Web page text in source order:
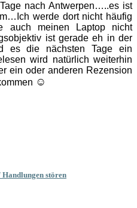
nach Antwerpen…..es ist
werde dort nicht häufig
auch meinen Laptop nicht
ist gerade eh in der
es die nächsten Tage ein
wird natürlich weiterhin
ein oder anderen Rezension
☺
stören